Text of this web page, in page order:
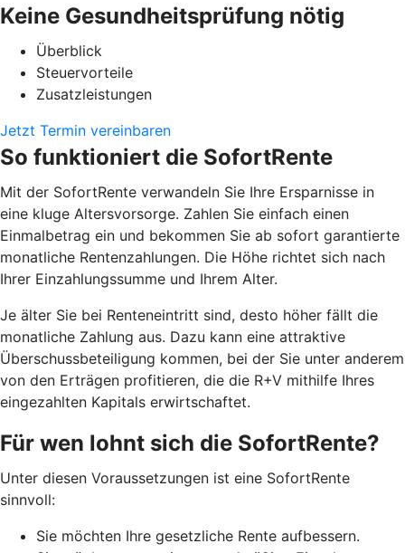
Keine Gesundheitsprüfung nötig
Überblick
Steuervorteile
Zusatzleistungen
Jetzt Termin vereinbaren
So funktioniert die SofortRente
Mit der SofortRente verwandeln Sie Ihre Ersparnisse in
eine kluge Altersvorsorge. Zahlen Sie einfach einen
Einmalbetrag ein und bekommen Sie ab sofort garantierte
monatliche Rentenzahlungen. Die Höhe richtet sich nach
Ihrer Einzahlungssumme und Ihrem Alter.
Je älter Sie bei Renteneintritt sind, desto höher fällt die
monatliche Zahlung aus. Dazu kann eine attraktive
Überschussbeteiligung kommen, bei der Sie unter anderem
von den Erträgen profitieren, die die R+V mithilfe Ihres
eingezahlten Kapitals erwirtschaftet.
Für wen lohnt sich die SofortRente?
Unter diesen Voraussetzungen ist eine SofortRente
sinnvoll:
Sie möchten Ihre gesetzliche Rente aufbessern.